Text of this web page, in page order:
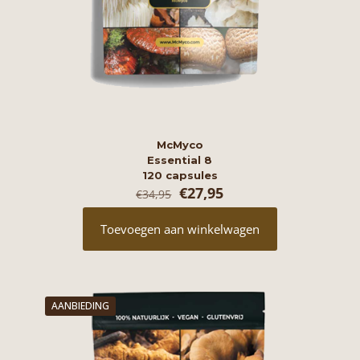
McMyco
Essential 8
120 capsules
€34,95 Oorspronkelijke
prijs
was:
€34,95.
€27,95Huidige
prijs
is:
€27,95.
Toevoegen aan winkelwagen
AANBIEDING